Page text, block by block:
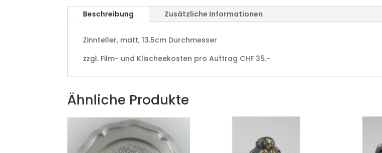
Beschreibung Zusätzliche Informationen
Zinnteller, matt, 13.5cm Durchmesser
zzgl. Film- und Klischeekosten pro Auftrag CHF 35.-
Ähnliche Produkte